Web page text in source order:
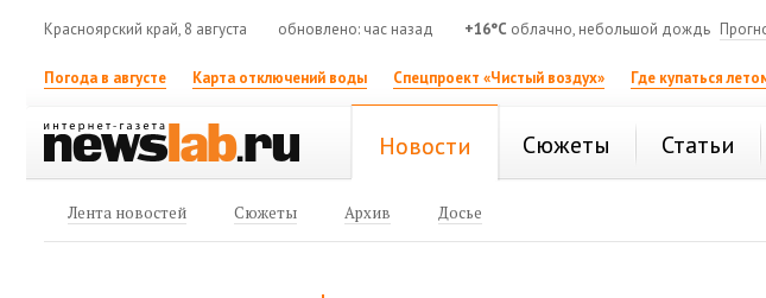
Красноярский край, 8 августа обновлено: час назад +16°C облачно, небольшой дождь
Погода в августе Карта отключений воды Спецпроект «Чистый воздух» Где купаться
Новости Сюжеты Статьи
Лента новостей Сюжеты Архив Досье